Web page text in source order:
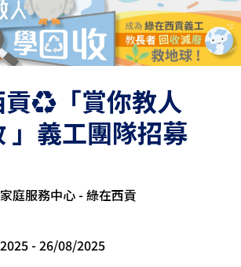
貢♻️「賞你教人
」義工團隊招募
庭服務中心 - 綠在西貢
- 26/08/2025